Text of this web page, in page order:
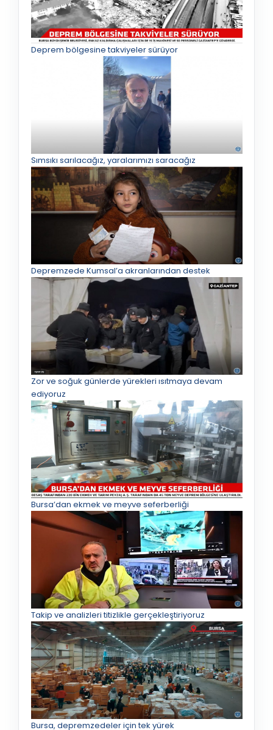
Deprem bölgesine takviyeler sürüyor
Sımsıkı sarılacağız, yaralarımızı saracağız
Depremzede Kumsal’a akranlarından destek
Zor ve soğuk günlerde yürekleri ısıtmaya devam
ediyoruz
Bursa’dan ekmek ve meyve seferberliği
Takip ve analizleri titizlikle gerçekleştiriyoruz
Bursa, depremzedeler için tek yürek